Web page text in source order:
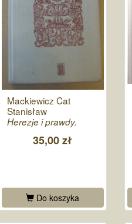
Mackiewicz Cat
Stanisław
Herezje i prawdy.
35,00 zł
Do koszyka